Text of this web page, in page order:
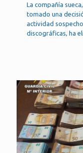
La compañía
tomado una
actividad
discográficas, ha